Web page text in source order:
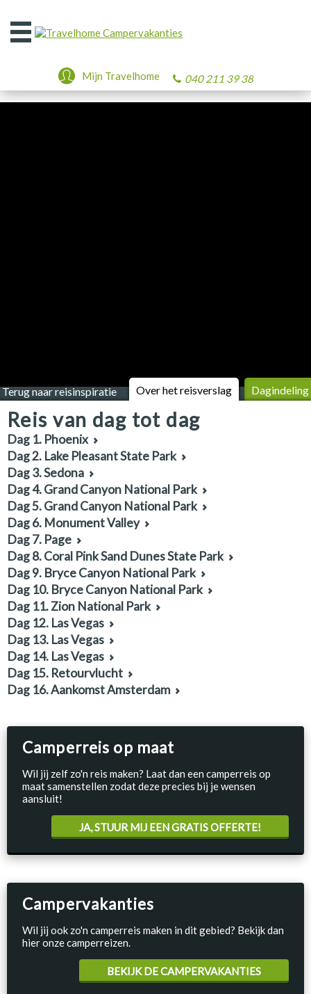
Open
het
040 211 39 38
Mijn Travelhome
Terug naar reisinspiratie Over het reisverslag Dagindeling
Reis van dag tot dag
Dag 1. Phoenix
Dag 2. Lake Pleasant State Park
Dag 3. Sedona
Dag 4. Grand Canyon National Park
Dag 5. Grand Canyon National Park
Dag 6. Monument Valley
Dag 7. Page
Dag 8. Coral Pink Sand Dunes State Park
Dag 9. Bryce Canyon National Park
Dag 10. Bryce Canyon National Park
Dag 11. Zion National Park
Dag 12. Las Vegas
Dag 13. Las Vegas
Dag 14. Las Vegas
Dag 15. Retourvlucht
Dag 16. Aankomst Amsterdam
Camperreis op maat
Wil jij zelf zo'n reis maken? Laat dan een camperreis op
maat samenstellen zodat deze precies bij je wensen
aansluit!
JA, STUUR MIJ EEN GRATIS OFFERTE!
Campervakanties
Wil jij ook zo'n camperreis maken in dit gebied? Bekijk dan
hier onze camperreizen.
BEKIJK DE CAMPERVAKANTIES